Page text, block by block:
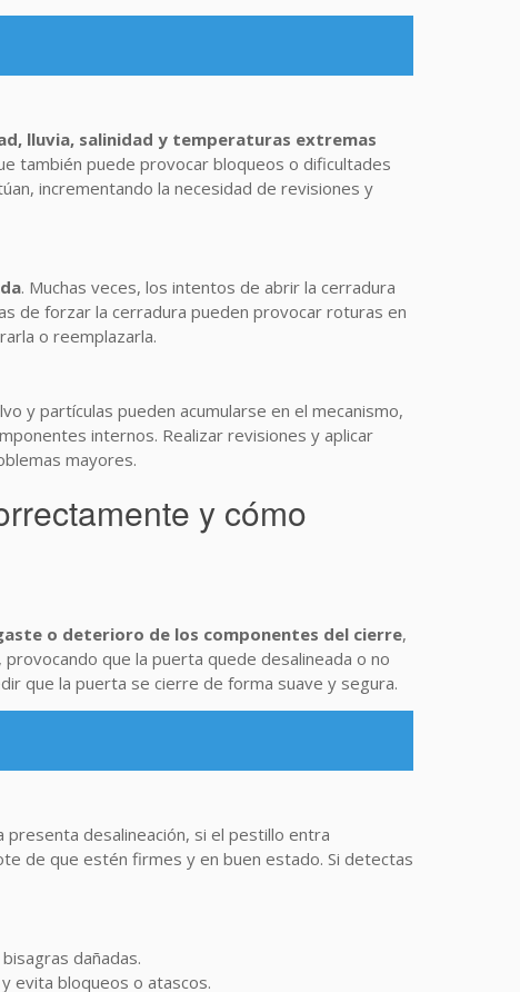
lluvia, salinidad y temperaturas extremas
también puede provocar bloqueos o dificultades
incrementando la necesidad de revisiones y
. Muchas veces, los intentos de abrir la cerradura
de forzar la cerradura pueden provocar roturas en
o reemplazarla.
y partículas pueden acumularse en el mecanismo,
internos. Realizar revisiones y aplicar
mayores.
y cómo
o deterioro de los componentes del cierre,
que la puerta quede desalineada o no
que la puerta se cierre de forma suave y segura.
presenta desalineación, si el pestillo entra
de que estén firmes y en buen estado. Si detectas
dañadas.
evita bloqueos o atascos.